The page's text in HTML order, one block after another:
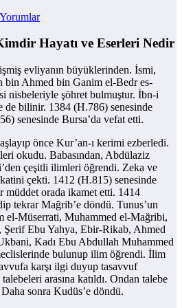
Hayatı ve Eserleri Nedir
evliyanın büyüklerinden. İsmi,
Ahmed bin Ganim el-Bedr es-
nisbeleriyle şöhret bulmuştur. İbn-i
bilinir. 1384 (H.786) senesinde
senesinde Bursa’da vefat etti.
önce Kur’an-ı kerimi ezberledi.
okudu. Babasından, Abdülaziz
çeşitli ilimleri öğrendi. Zeka ve
çekti. 1412 (H.815) senesinde
müddet orada ikamet etti. 1414
tekrar Mağrib’e döndü. Tunus’un
el-Müserrati, Muhammed el-Mağribi,
Ebu Yahya, Ebir-Rikab, Ahmed
Kadı Ebu Abdullah Muhammed
bulunup ilim öğrendi. İlim
karşı ilgi duyup tasavvuf
arasına katıldı. Ondan talebe
sonra Kudüs’e döndü.